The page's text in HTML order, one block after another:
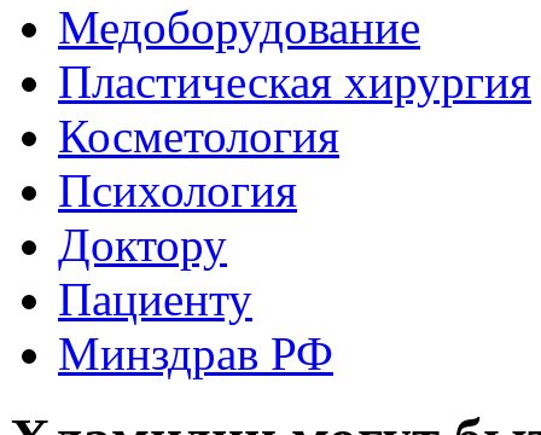
Медоборудование
Пластическая хирургия
Косметология
Психология
Доктору
Пациенту
Минздрав РФ